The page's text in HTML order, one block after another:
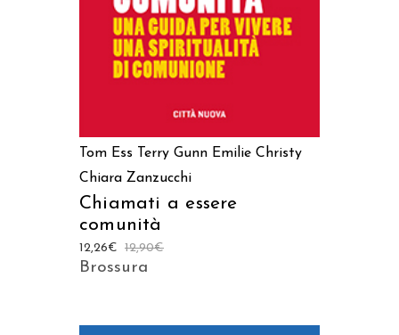
Tom Ess Terry Gunn Emilie Christy
Chiara Zanzucchi
Chiamati a essere
comunità
12,90€
12,26€
Brossura